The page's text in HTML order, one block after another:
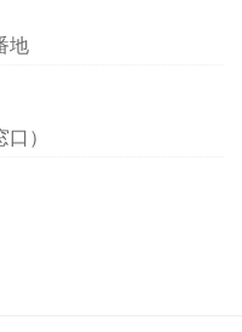
地
）